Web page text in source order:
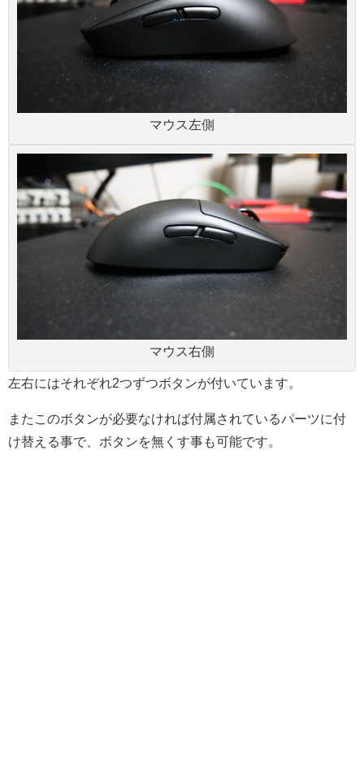
マウス左側
マウス右側
左右にはそれぞれ2つずつボタンが付いています。
またこのボタンが必要なければ付属されているパーツに付
け替える事で、ボタンを無くす事も可能です。